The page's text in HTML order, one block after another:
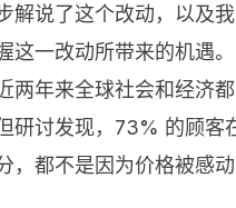
解说了这个改动，以及
这一改动所带来的机遇
两年来全球社会和经济
研讨发现，73% 的顾客
，都不是因为价格被感动